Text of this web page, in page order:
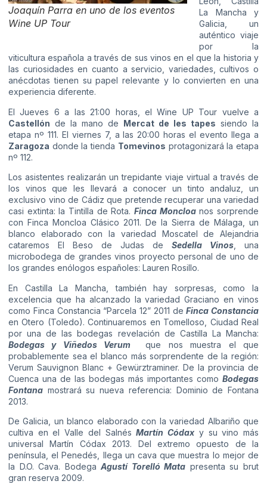
Joaquín Parra en uno de los eventos
Wine UP Tour
La Mancha y
Galicia, un
auténtico viaje
por la
viticultura española a través de sus vinos en el que la historia y
las curiosidades en cuanto a servicio, variedades, cultivos o
anécdotas tienen su papel relevante y lo convierten en una
experiencia diferente.
El Jueves 6 a las 21:00 horas, el Wine UP Tour vuelve a
Castellón de la mano de Mercat de les tapes siendo la
etapa nº 111. El viernes 7, a las 20:00 horas el evento llega a
Zaragoza donde la tienda Tomevinos protagonizará la etapa
nº 112.
Los asistentes realizarán un trepidante viaje virtual a través de
los vinos que les llevará a conocer un tinto andaluz, un
exclusivo vino de Cádiz que pretende recuperar una variedad
casi extinta: la Tintilla de Rota. Finca Moncloanos sorprende
con Finca Moncloa Clásico 2011. De la Sierra de Málaga, un
blanco elaborado con la variedad Moscatel de Alejandria
cataremos El Beso de Judas de Sedella Vinos , una
microbodega de grandes vinos proyecto personal de uno de
los grandes enólogos españoles: Lauren Rosillo.
En Castilla La Mancha, también hay sorpresas, como la
excelencia que ha alcanzado la variedad Graciano en vinos
como Finca Constancia “Parcela 12” 2011 deFinca Constancia
en Otero (Toledo). Continuaremos en Tomelloso, Ciudad Real
por una de las bodegas revelación de Castilla La Mancha:
Bodegas y Viñedos Verum que nos muestra el que
probablemente sea el blanco más sorprendente de la región:
Verum Sauvignon Blanc + Gewürztraminer. De la provincia de
Cuenca una de las bodegas más importantes como Bodegas
Fontana mostrará su nueva referencia: Dominio de Fontana
2013.
De Galicia, un blanco elaborado con la variedad Albariño que
cultiva en el Valle del SalnésMartín Códax y su vino más
universal Martín Códax 2013. Del extremo opuesto de la
península, el Penedés, llega un cava que muestra lo mejor de
la D.O. Cava. BodegaAgustí Torelló Mata presenta su brut
gran reserva 2009.